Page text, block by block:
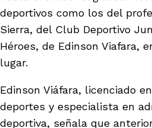
deportivos como los del
Sierra, del Club Deportivo
Héroes, de Edinson Viafara,
lugar.
Edinson Viáfara, licenciado
deportes y especialista en
deportiva, señala que